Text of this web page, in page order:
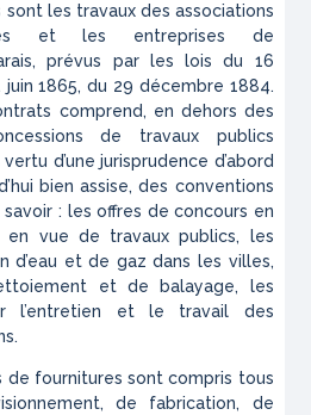
les travaux des associations
et les entreprises de
prévus par les lois du 16
1865, du 29 décembre 1884.
comprend, en dehors des
de travaux publics
d’une jurisprudence d’abord
bien assise, des conventions
: les offres de concours en
vue de travaux publics, les
d’eau et de gaz dans les villes,
et de balayage, les
l’entretien et le travail des
de fournitures sont compris tous
de fabrication, de